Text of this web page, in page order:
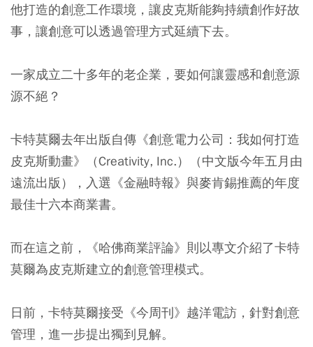
他打造的創意工作環境，讓皮克斯能夠持續創作好故
事，讓創意可以透過管理方式延續下去。
一家成立二十多年的老企業，要如何讓靈感和創意源
源不絕？
卡特莫爾去年出版自傳《創意電力公司：我如何打造
皮克斯動畫》（Creativity, Inc.）（中文版今年五月由
遠流出版），入選《金融時報》與麥肯錫推薦的年度
最佳十六本商業書。
而在這之前，《哈佛商業評論》則以專文介紹了卡特
莫爾為皮克斯建立的創意管理模式。
日前，卡特莫爾接受《今周刊》越洋電訪，針對創意
管理，進一步提出獨到見解。